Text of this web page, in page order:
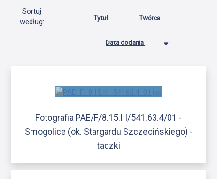
Sortuj
według:
Tytuł Twórca
Data dodania
Fotografia PAE/F/8.15.III/541.63.4/01 -
Smogolice (ok. Stargardu Szczecińskiego) -
taczki